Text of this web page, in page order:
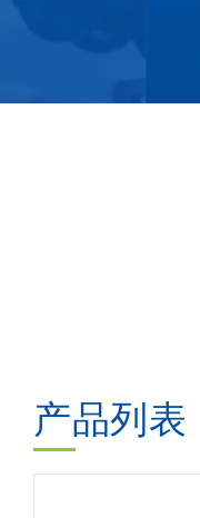
产品列表